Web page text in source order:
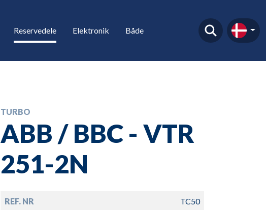
Reservedele Elektronik Både
TURBO
ABB / BBC - VTR
251-2N
REF. NR TC50